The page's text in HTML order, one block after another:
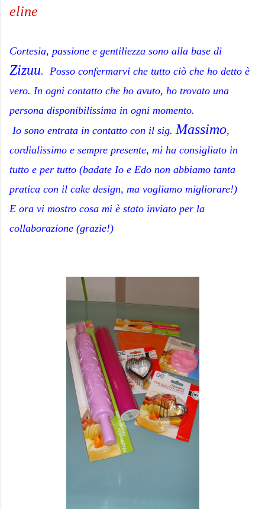
eline
Cortesia, passione e gentiliezza sono alla base di
Zizuu. Posso confermarvi che tutto ciò che ho detto è
vero. In ogni contatto che ho avuto, ho trovato una
persona disponibilissima in ogni momento.
Io sono entrata in contatto con il sig.Massimo,
cordialissimo e sempre presente, mi ha consigliato in
tutto e per tutto (badate Io e Edo non abbiamo tanta
pratica con il cake design, ma vogliamo migliorare!)
E ora vi mostro cosa mi è stato inviato per la
collaborazione (grazie!)